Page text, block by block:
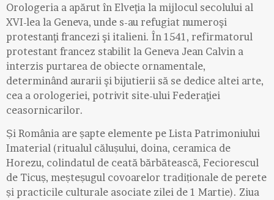
Orologeria a apărut în Elveţia la mijlocul secolului al
XVI-lea la Geneva, unde s-au refugiat numeroşi
protestanţi francezi şi italieni. În 1541, refirmatorul
protestant francez stabilit la Geneva Jean Calvin a
interzis purtarea de obiecte ornamentale,
determinând aurarii şi bijutierii să se dedice altei arte,
cea a orologeriei, potrivit site-ului Federaţiei
ceasornicarilor.
Și România are șapte elemente pe Lista Patrimoniului
Imaterial (ritualul călușului, doina, ceramica de
Horezu, colindatul de ceată bărbătească, Feciorescul
de Ticuș, meșteșugul covoarelor tradiționale de perete
și practicile culturale asociate zilei de 1 Martie). Ziua